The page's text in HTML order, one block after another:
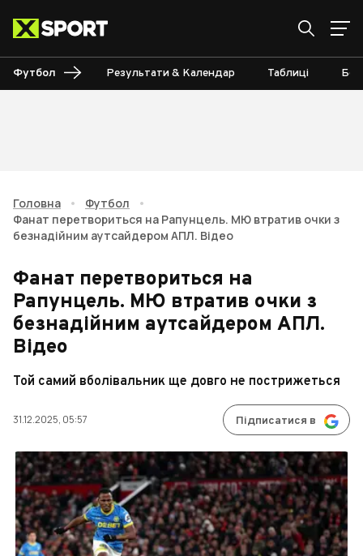
Футбол Результати & Календар Таблиці
Головна • Футбол
•
Фанат перетвориться на Рапунцель. МЮ втратив очки з
безнадійним аутсайдером АПЛ. Відео
Фанат перетвориться на
Рапунцель. МЮ втратив очки з
безнадійним аутсайдером АПЛ.
Відео
Той самий вболівальник ще довго не пострижеться
31.12.2025, 05:57 Підписатися в